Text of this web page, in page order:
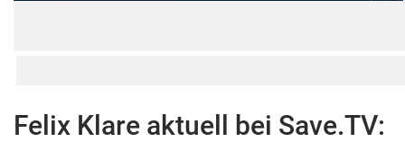
Felix Klare aktuell bei Save.TV: